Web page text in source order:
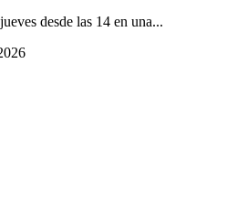
desde las 14 en una...